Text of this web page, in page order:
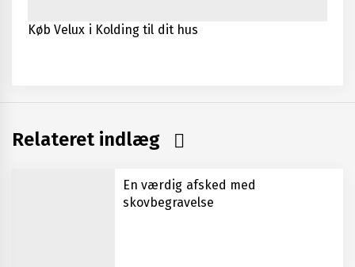
Køb Velux i Kolding til dit hus
Relateret indlæg
En værdig afsked med
skovbegravelse